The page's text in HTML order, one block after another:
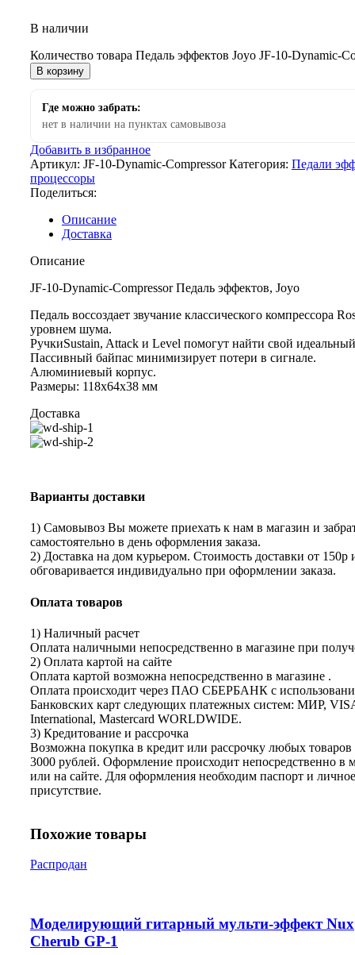
В наличии
Количество товара Педаль эффектов Joyo JF-10-Dynamic-
В корзину
Где можно забрать:
нет в наличии на пунктах самовывоза
Добавить в избранное
Артикул: JF-10-Dynamic-CompressorКатегория: Педали
процессоры
Поделиться:
Описание
Доставка
Описание
JF-10-Dynamic-Compressor Педаль эффектов, Joyo
Педаль воссоздает звучание классического компрессора
уровнем шума.
РучкиSustain, Attack и Level помогут найти свой
Пассивный байпас минимизирует потери в сигнале.
Алюминиевый корпус.
Размеры: 118x64x38 мм
Доставка
Варианты доставки
1) Самовывоз Вы можете приехать к нам в магазин и
самостоятельно в день оформления заказа.
2) Доставка на дом курьером. Стоимость доставки от 150р
обговаривается индивидуально при оформлении заказа.
Оплата товаров
1) Наличный расчет
Оплата наличными непосредственно в магазине при
2) Оплата картой на сайте
Оплата картой возможна непосредственно в магазине .
Оплата происходит через ПАО СБЕРБАНК с
Банковских карт следующих платежных систем: МИР,
International, Mastercard WORLDWIDE.
3) Кредитование и рассрочка
Возможна покупка в кредит или рассрочку любых
3000 рублей. Оформление происходит непосредственно в
или на сайте. Для оформления необходим паспорт и личное
присутствие.
Похожие товары
Распродан
Моделирующий гитарный мульти-эффект Nux
Cherub GP-1